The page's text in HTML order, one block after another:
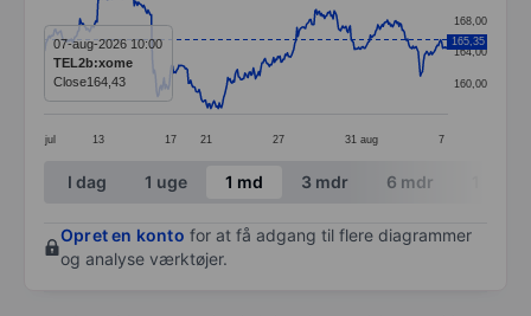
Line chart with 381 data points.
The chart has 1 X axis displaying categories.
The chart has 1 Y axis displaying values. Data ranges
jul 13 17 21 27 31 aug 7
160,00
164,00
168,00
165,35
07-aug-2026 10:00
TEL2b:xome
Close164,43
End of interactive chart.
I dag 1 uge 1 md 3 mdr 6 mdr
Opret en konto for at få adgang til flere diagrammer
og analyse værktøjer.